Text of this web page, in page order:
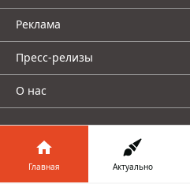
Реклама
Пресс-релизы
О нас
Главная Актуально